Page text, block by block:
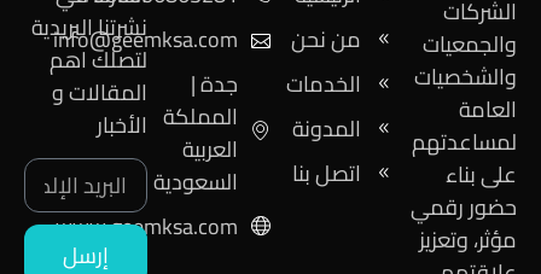
الشركات
والجمعيات
والشخصيات
العامة
لمساعدتهم
على بناء
حضور رقمي
مؤثر، وتعزيز
من نحن
الخدمات
المدونة
اتصل بنا
info@geemksa.com
جدة |
المملكة
العربية
السعودية
www.geemksa.com
نشرتنا البريدية
لتصلك اهم
المقالات و
الأخبار
إرسل